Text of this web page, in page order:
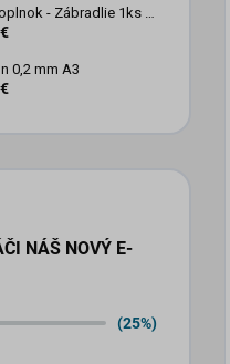
- Zábradlie 1ks +
2ks
0,2 mm A3
NÁŠ NOVÝ E-
(25%)